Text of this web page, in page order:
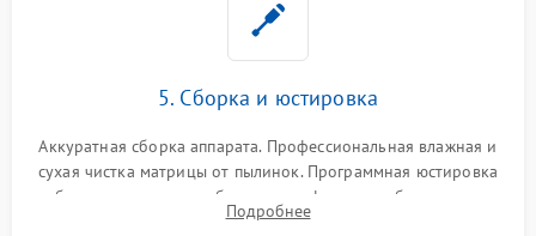
5. Сборка и юстировка
Аккуратная сборка аппарата. Профессиональная влажная и
сухая чистка матрицы от пылинок. Программная юстировка
рабочего отрезка, калибровка автофокуса, стабилизатора и
экспозамера с помощью сервисного ПО.
Подробнее